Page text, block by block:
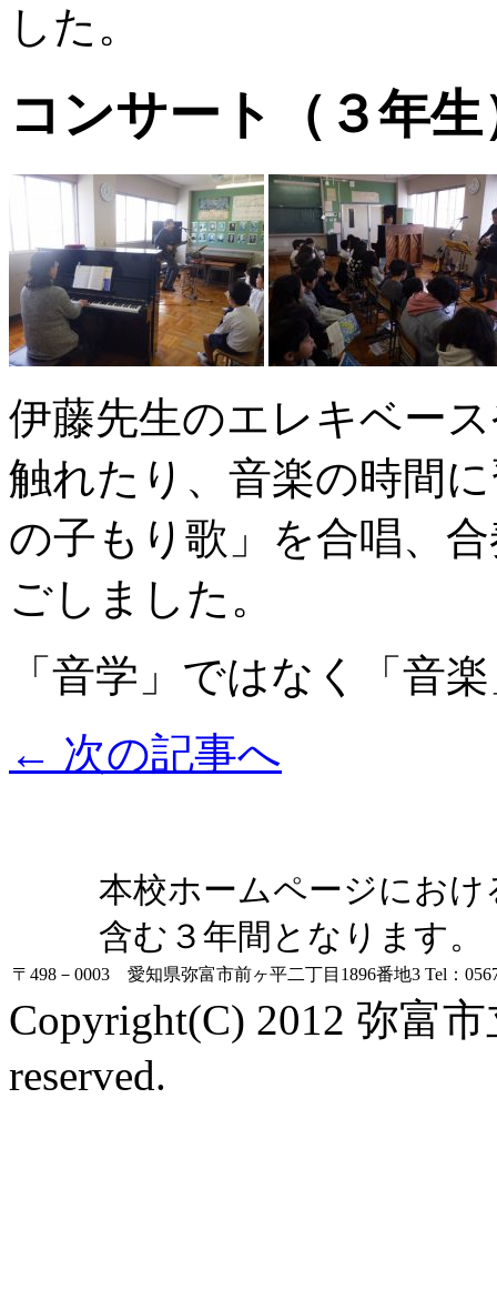
した。
コンサート（３年生
伊藤先生のエレキベー
触れたり、音楽の時間
の子もり歌」を合唱、
ごしました。
「音学」ではなく「音
← 次の記事へ
本校ホームページにお
含む３年間となります。
〒498－0003 愛知県弥富市前ヶ平二丁目1896番地3 Tel：
Copyright(C) 2012 弥富
reserved.